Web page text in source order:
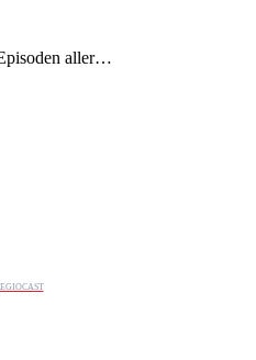
aller…